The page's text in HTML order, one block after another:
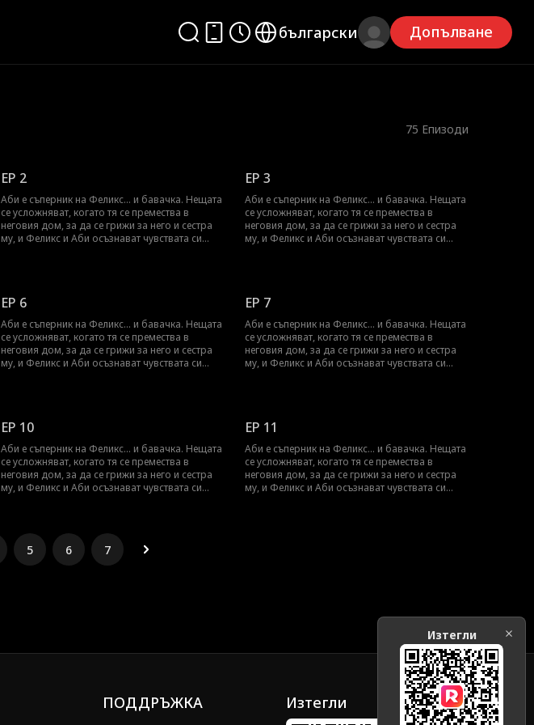
български Допълване
75 Епизоди
EP 2
Аби е съперник на Феликс... и бавачка. Нещата
се усложняват, когато тя се премества в
неговия дом, за да се грижи за него и сестра
му, и Феликс и Аби осъзнават чувствата си
EP 3
Аби е съперник на Феликс... и бавачка. Нещата
се усложняват, когато тя се премества в
неговия дом, за да се грижи за него и сестра
му, и Феликс и Аби осъзнават чувствата си
EP 6
Аби е съперник на Феликс... и бавачка. Нещата
се усложняват, когато тя се премества в
неговия дом, за да се грижи за него и сестра
му, и Феликс и Аби осъзнават чувствата си
EP 7
Аби е съперник на Феликс... и бавачка. Нещата
се усложняват, когато тя се премества в
неговия дом, за да се грижи за него и сестра
му, и Феликс и Аби осъзнават чувствата си
EP 10
Аби е съперник на Феликс... и бавачка. Нещата
се усложняват, когато тя се премества в
неговия дом, за да се грижи за него и сестра
му, и Феликс и Аби осъзнават чувствата си
EP 11
Аби е съперник на Феликс... и бавачка. Нещата
се усложняват, когато тя се премества в
неговия дом, за да се грижи за него и сестра
му, и Феликс и Аби осъзнават чувствата си
5 6 7
ПОДДРЪЖКА Изтегли
Изтегли